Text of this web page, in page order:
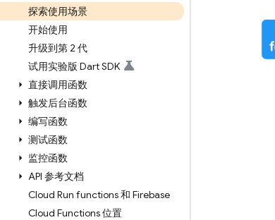
探索使用场景
开始使用
升级到第 2 代
试用实验版 Dart SDK
直接调用函数
触发后台函数
编写函数
测试函数
监控函数
API 参考文档
Cloud Run functions 和 Firebase
Cloud Functions 位置